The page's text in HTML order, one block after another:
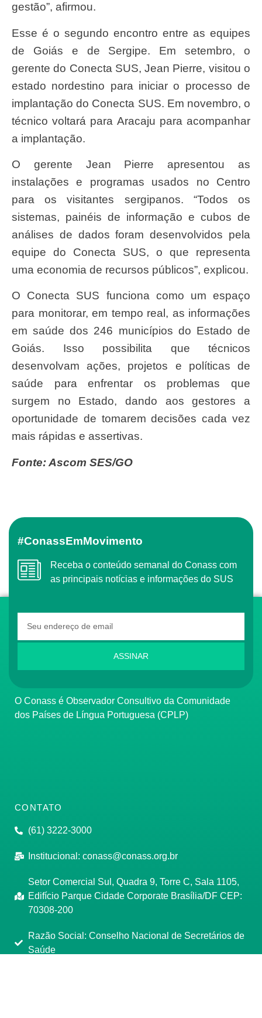
gestão”, afirmou.
Esse é o segundo encontro entre as equipes
de Goiás e de Sergipe. Em setembro, o
gerente do Conecta SUS, Jean Pierre, visitou o
estado nordestino para iniciar o processo de
implantação do Conecta SUS. Em novembro, o
técnico voltará para Aracaju para acompanhar
a implantação.
O gerente Jean Pierre apresentou as
instalações e programas usados no Centro
para os visitantes sergipanos. “Todos os
sistemas, painéis de informação e cubos de
análises de dados foram desenvolvidos pela
equipe do Conecta SUS, o que representa
uma economia de recursos públicos”, explicou.
O Conecta SUS funciona como um espaço
para monitorar, em tempo real, as informações
em saúde dos 246 municípios do Estado de
Goiás. Isso possibilita que técnicos
desenvolvam ações, projetos e políticas de
saúde para enfrentar os problemas que
surgem no Estado, dando aos gestores a
oportunidade de tomarem decisões cada vez
mais rápidas e assertivas.
Fonte: Ascom SES/GO
#ConassEmMovimento
Receba o conteúdo semanal do Conass com
as principais notícias e informações do SUS
ASSINAR
O Conass é Observador Consultivo da Comunidade
dos Países de Língua Portuguesa (CPLP)
CONTATO
(61) 3222-3000
Institucional: conass@conass.org.br
Setor Comercial Sul, Quadra 9, Torre C, Sala 1105,
Edifício Parque Cidade Corporate Brasília/DF CEP:
70308-200
Razão Social: Conselho Nacional de Secretários de
Saúde